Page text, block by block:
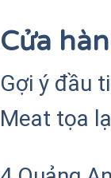
Cửa
Gợi ý đầu
Meat tọa